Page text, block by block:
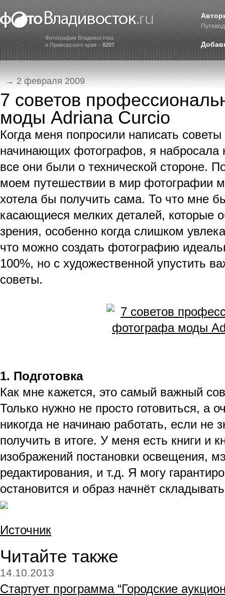
Фотографии Владивостока
и Приморского края – 8207
→ 2 февраля 2009
7 советов
моды Adriana Curcio
Когда меня попросили написать
начинающих фотографов, я набросала
все они были о технической стороне.
моем путешествии в мир фотографии
хотела бы получить сама. То что мне
касающиеся мелких деталей, которые
зрения, особенно когда слишком
что можно создать фотографию
100%, но с художественной упустить
советы.
1. Подготовка
Как мне кажется, это самый важный
Только нужно не просто готовиться, а
никогда не начинаю работать, если не
получить в итоге. У меня есть книги и
изображений постановки освещения,
редактирования, и т.д. Я могу
остановится и образ начнёт
Источник
Читайте также
14.10.2013
Стартует программа “Городские